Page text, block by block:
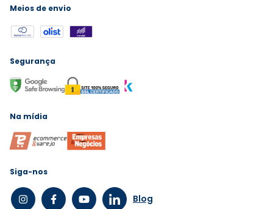
Meios de envio
Segurança
Na mídia
Siga-nos
Blog